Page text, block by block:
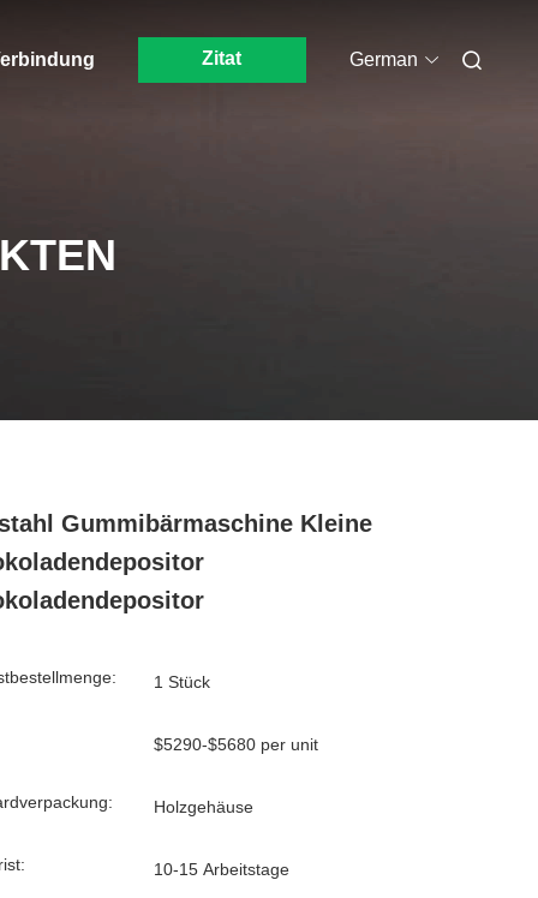
Zitat German
Gummibärmaschine Kleine
1 Stück
$5290-$5680 per unit
Holzgehäuse
10-15 Arbeitstage